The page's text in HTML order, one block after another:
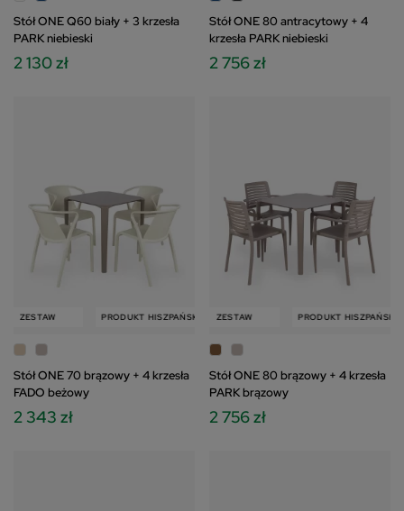
Stół ONE Q60 biały + 3 krzesła
PARK niebieski
2 130 zł
Stół ONE 80 antracytowy + 4
krzesła PARK niebieski
2 756 zł
PRODUKT HISZPAŃSKI ZESTAW
Stół ONE 70 brązowy + 4 krzesła
FADO beżowy
2 343 zł
PRODUKT HISZPAŃSKI ZESTAW PRODUKT HISZPAŃSKI
Stół ONE 80 brązowy + 4 krzesła
PARK brązowy
2 756 zł